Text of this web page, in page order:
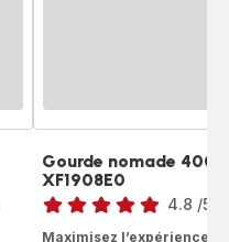
Gourde nomade 400
XF1908E0
Note
4.8 /5
Maximisez l’expérience